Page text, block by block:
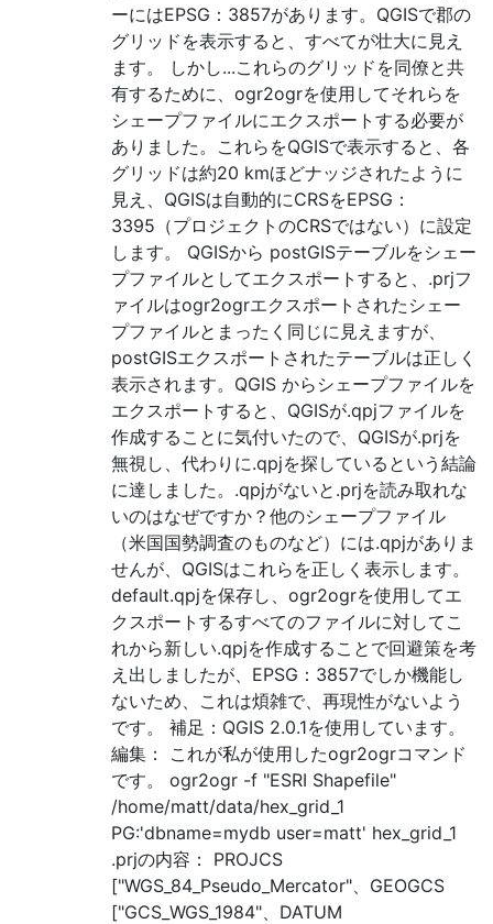
ーにはEPSG：3857があります。QGISで郡の
グリッドを表示すると、すべてが壮大に見え
ます。 しかし...これらのグリッドを同僚と共
有するために、ogr2ogrを使用してそれらを
シェープファイルにエクスポートする必要が
ありました。これらをQGISで表示すると、各
グリッドは約20 kmほどナッジされたように
見え、QGISは自動的にCRSをEPSG：
3395（プロジェクトのCRSではない）に設定
します。 QGISから postGISテーブルをシェー
プファイルとしてエクスポートすると、.prjフ
ァイルはogr2ogrエクスポートされたシェー
プファイルとまったく同じに見えますが、
postGISエクスポートされたテーブルは正しく
表示されます。QGIS からシェープファイルを
エクスポートすると、QGISが.qpjファイルを
作成することに気付いたので、QGISが.prjを
無視し、代わりに.qpjを探しているという結論
に達しました。.qpjがないと.prjを読み取れな
いのはなぜですか？他のシェープファイル
（米国国勢調査のものなど）には.qpjがありま
せんが、QGISはこれらを正しく表示します。
default.qpjを保存し、ogr2ogrを使用してエ
クスポートするすべてのファイルに対してこ
れから新しい.qpjを作成することで回避策を考
え出しましたが、EPSG：3857でしか機能し
ないため、これは煩雑で、再現性がないよう
です。 補足：QGIS 2.0.1を使用しています。
編集： これが私が使用したogr2ogrコマンド
です。 ogr2ogr -f "ESRI Shapefile"
/home/matt/data/hex_grid_1
PG:'dbname=mydb user=matt' hex_grid_1
.prjの内容： PROJCS
["WGS_84_Pseudo_Mercator"、GEOGCS
["GCS_WGS_1984"、DATUM